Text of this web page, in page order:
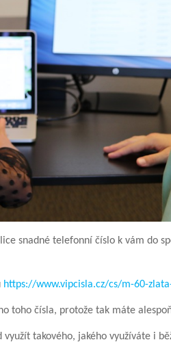
snadné telefonní číslo k vám do
https://www.vipcisla.cz/cs/m-60-
toho čísla, protože tak máte
takového, jakého využíváte i